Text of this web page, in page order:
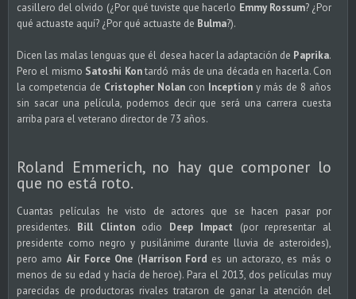
casillero del olvido (¿Por qué tuviste que hacerlo Emmy Rossum? ¿Por
qué actuaste aquí? ¿Por qué actuaste de Bulma?).
Dicen las malas lenguas que él desea hacer la adaptación de Paprika.
Pero el mismo Satoshi Kontardó más de una década en hacerla. Con
la competencia de Cristopher Nolan con Inception y más de 8 años
sin sacar una película, podemos decir que será una carrera cuesta
arriba para el veterano director de 73 años.
Roland Emmerich, no hay que componer lo
que no está roto.
Cuantas películas he visto de actores que se hacen pasar por
presidentes. Bill Clintonodio Deep Impact (por representar al
presidente como negro y pusilánime durante lluvia de asteroides),
pero amo Air Force One (Harrison Ford es un actorazo, es más o
menos de su edad y hacía de heroe). Para el 2013, dos películas muy
parecidas de productoras rivales trataron de ganar la atención del